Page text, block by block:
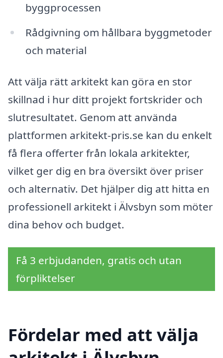
byggprocessen
Rådgivning om hållbara byggmetoder
och material
Att välja rätt arkitekt kan göra en stor
skillnad i hur ditt projekt fortskrider och
slutresultatet. Genom att använda
plattformen arkitekt-pris.se kan du enkelt
få flera offerter från lokala arkitekter,
vilket ger dig en bra översikt över priser
och alternativ. Det hjälper dig att hitta en
professionell arkitekt i Älvsbyn som möter
dina behov och budget.
Få 3 erbjudanden, gratis och utan
förpliktelser
Fördelar med att välja